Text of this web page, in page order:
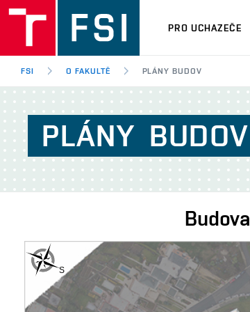
PRO UCHAZEČE
FSI O FAKULTĚ PLÁNY BUDOV
PLÁNY BUDOV
Budova